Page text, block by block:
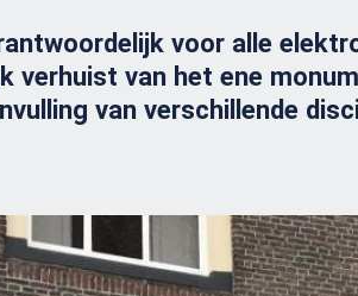
voor alle
van het ene
van verschillende